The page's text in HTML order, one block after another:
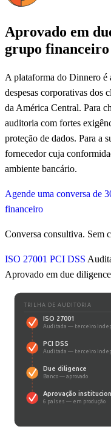
Aprovado em
grupo
A plataforma do Dinnero é
despesas corporativas dos
da América Central. Para
auditoria com fortes
proteção de dados. Para a
fornecedor cuja
ambiente bancário.
Agende uma conversa de
financeiro
Conversa consultiva. Sem
ISO 27001 PCI DSS
Aprovado em due
TRILHA DE AUDITORIA
ISO 27001
Auditada — terceiro
PCI DSS
Auditada — terceiro
Due diligence
Banco — aprovado
Aprovação
6 países — em produção